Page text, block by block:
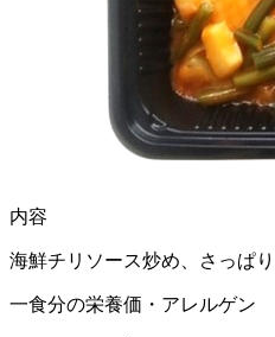
内容
海鮮チリソース炒め、さっぱ
一食分の栄養価・アレルゲン